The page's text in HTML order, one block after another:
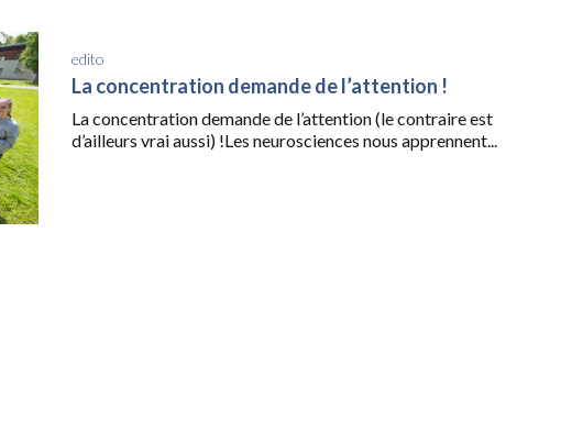
edito
La concentration demande de l’attention !
La concentration demande de l’attention (le contraire est
d’ailleurs vrai aussi) !Les neurosciences nous apprennent...